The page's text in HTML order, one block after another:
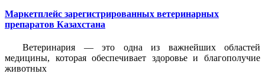
Маркетплейс зарегистрированных ветеринарных
препаратов Казахстана
Ветеринария — это одна из важнейших областей
медицины, которая обеспечивает здоровье и благополучие
животных